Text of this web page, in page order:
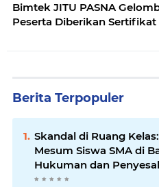
Bimtek JITU PASNA
Peserta Diberikan
Berita Terpopuler
Skandal di Ruang
Mesum Siswa SMA di
Hukuman dan
Mengikuti